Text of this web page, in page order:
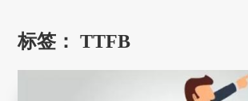
标签：TTFB